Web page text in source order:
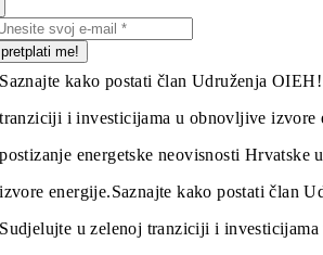
pretplati me!
Saznajte kako postati član Udruženja
tranziciji i investicijama u obnovljive izvore
postizanje energetske neovisnosti Hrvatske
izvore energije.Saznajte kako postati član
Sudjelujte u zelenoj tranziciji i